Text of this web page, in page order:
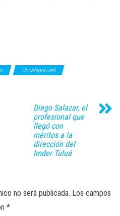
Uncategorized
Diego Salazar, el
profesional que
llegó con
méritos a la
dirección del
Imder Tuluá
no será publicada. Los campos
*